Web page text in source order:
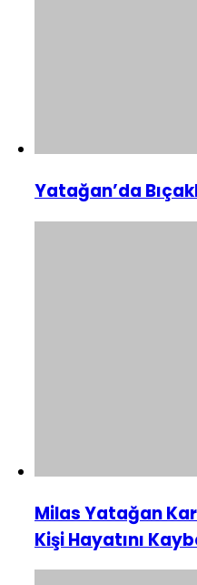
Yatağan’da
Milas Yatağan
Kişi Hayatını